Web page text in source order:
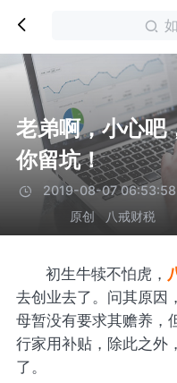
老弟啊，小心吧
你留坑！
2019-08-07 06:53:58
原创
八戒财税
初生牛犊不怕虎，
去创业去了。问其原因
母暂没有要求其赡养，
行家用补贴，除此之外
了。